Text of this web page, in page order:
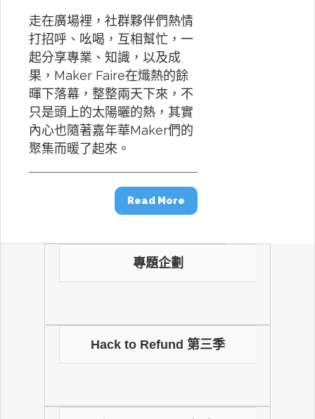
走在廣場裡，社群夥伴們熱情
打招呼、吆喝，互相幫忙，一
起分享專業、知識，以及成
果，Maker Faire在熾熱的餘
暉下落幕，整整兩天下來，不
只是頭上的太陽曬的熱，其實
內心也隨著嘉年華Maker們的
聚集而暖了起來。
Read More
專題企劃
Hack to Refund 第三季